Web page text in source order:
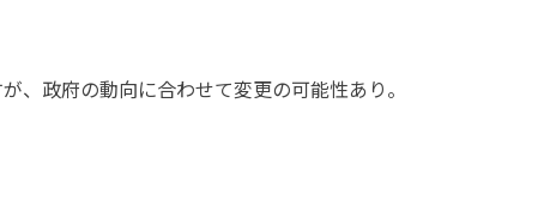
政府の動向に合わせて変更の可能性あり。